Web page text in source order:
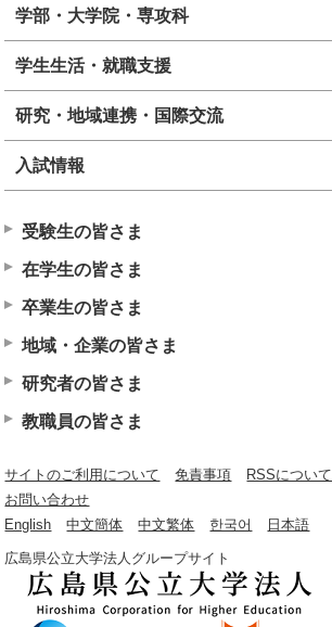
学部・大学院・専攻科
学生生活・就職支援
研究・地域連携・国際交流
入試情報
受験生の皆さま
在学生の皆さま
卒業生の皆さま
地域・企業の皆さま
研究者の皆さま
教職員の皆さま
サイトのご利用について 免責事項 RSSについて
お問い合わせ
English
中文簡体 中文繁体 한국어 日本語
広島県公立大学法人グループサイト